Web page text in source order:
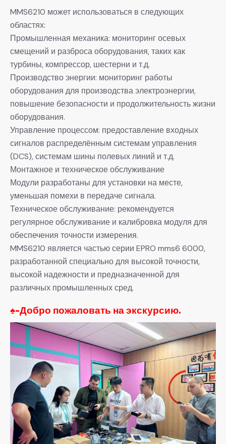
MMS6210 может использоваться в следующих
областях:
Промышленная механика: мониторинг осевых
смещений и разброса оборудования, таких как
турбины, компрессор, шестерни и т.д.
Производство энергии: мониторинг работы
оборудования для производства электроэнергии,
повышение безопасности и продолжительность жизни
оборудования.
Управление процессом: предоставление входных
сигналов распределённым системам управления
(DCS), системам шины полевых линий и т.д.
Монтажное и техническое обслуживание
Модули разработаны для установки на месте,
уменьшая помехи в передаче сигнала.
Техническое обслуживание: рекомендуется
регулярное обслуживание и калибровка модуля для
обеспечения точности измерения.
MMS6210 является частью серии EPRO mms6 6000,
разработанной специально для высокой точности,
высокой надежности и предназначенной для
различных промышленных сред.
♠-Добро пожаловать на экскурсию.